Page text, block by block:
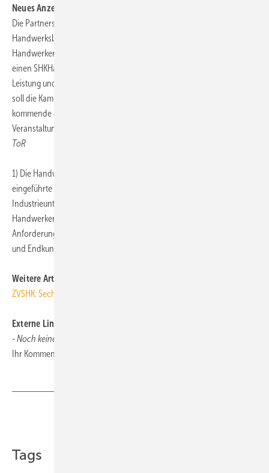
Neues Anzeigenmotiv soll Partnerschaft verdeutlichen
Die Partnerschaft zwischen den nunmehr 23 Herstellern und den
Handwerksbetrieben rückt künftig stärker in den Mittelpunkt der
Handwerkermarken-Kommunikation. Das neue Anzeigenmotiv zeigt
einen SHKHandwerker, der sich in einem Statement zu Qualität und
Leistung und zu den Markenpartnern bekennt. Im kommenden Jahr
soll die Kampagne um weitere Motive ergänzt werden. Für das
kommende Jahr kündigte der ZVSHK außerdem weitere
Veranstaltungen der Reihe „Handwerkermarken-Regionalforum“ an.
ToR
1) Die Handwerkermarke ist ein vom ZVSHK entwickeltes Zeichen für
eingeführte handwerksgerechte Markenprodukte namhafter
Industrieunternehmen. Die Hersteller, die das Zeichen der
Handwerkermarke führen, haben mit ihren Produkten wichtige
Anforderungen hinsichtlich Qualität und Zusatzservice für Handwerk
und Endkunden erfüllt.
Weitere Artikel zum Thema auf TGAonline
ZVSHK: Sechs-Punkte-Plan für Energiepolitik im Koalitionsvertrag
Externe Links und Links unserer Leser
- Noch keine vorhanden -
Ihr Kommentar oder Link zum Thema:
Tags